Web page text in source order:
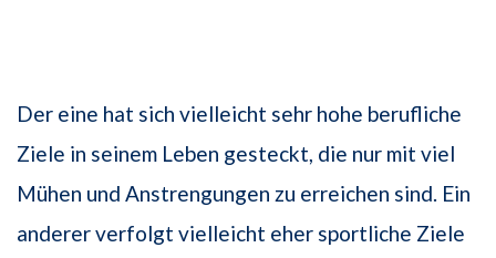
Der eine hat sich vielleicht sehr hohe berufliche
Ziele in seinem Leben gesteckt, die nur mit viel
Mühen und Anstrengungen zu erreichen sind. Ein
anderer verfolgt vielleicht eher sportliche Ziele